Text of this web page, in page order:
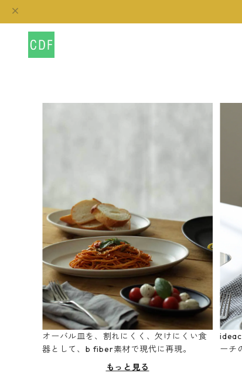
オーバル皿を、割れにくく、欠けにくい食
器として、b fiber素材で現代に再現。
もっと見る
ーチ